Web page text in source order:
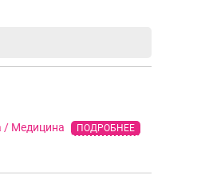
/ Медицина ПОДРОБНЕЕ